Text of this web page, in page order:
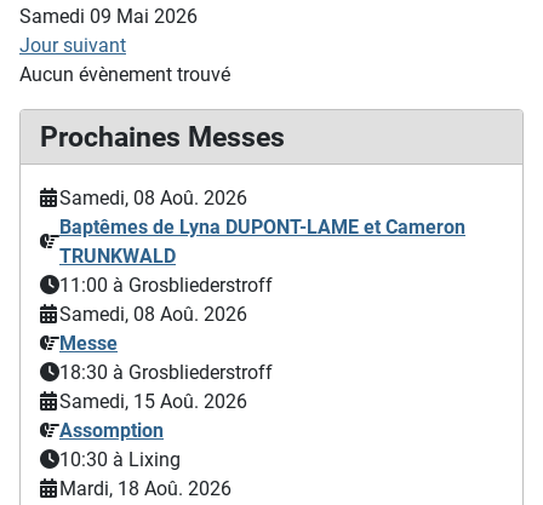
Samedi 09 Mai 2026
Jour suivant
Aucun évènement trouvé
Prochaines Messes
Samedi, 08 Aoû. 2026
Baptêmes de Lyna DUPONT-LAME et Cameron
TRUNKWALD
11:00 à Grosbliederstroff
Samedi, 08 Aoû. 2026
Messe
18:30 à Grosbliederstroff
Samedi, 15 Aoû. 2026
Assomption
10:30 à Lixing
Mardi, 18 Aoû. 2026